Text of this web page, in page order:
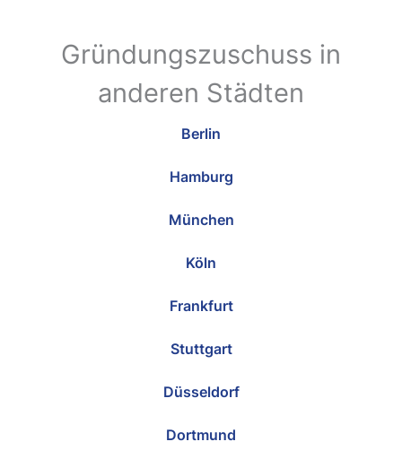
Gründungszuschuss in
anderen Städten
Berlin
Hamburg
München
Köln
Frankfurt
Stuttgart
Düsseldorf
Dortmund